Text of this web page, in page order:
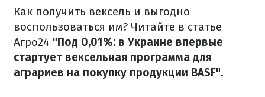
Как получить вексель и выгодно
воспользоваться им? Читайте в статье
Агро24 "Под 0,01%: в Украине впервые
стартует вексельная программа для
аграриев на покупку продукции BASF".